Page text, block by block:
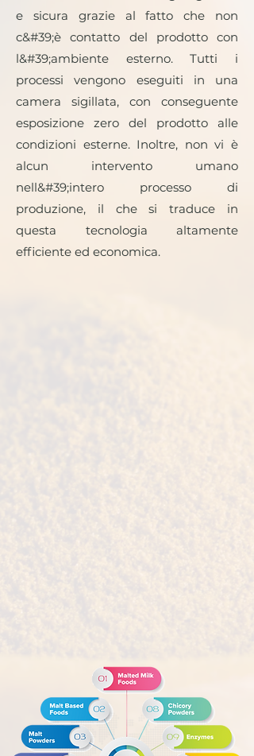
e sicura grazie al fatto che non
c&#39;è contatto del prodotto con
l&#39;ambiente esterno. Tutti i
processi vengono eseguiti in una
camera sigillata, con conseguente
esposizione zero del prodotto alle
condizioni esterne. Inoltre, non vi è
alcun intervento umano
nell&#39;intero processo di
produzione, il che si traduce in
questa tecnologia altamente
efficiente ed economica.